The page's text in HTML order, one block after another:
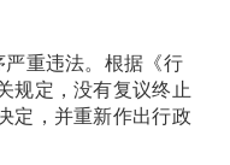
重违法。根据《行
规定，没有复议终止
定，并重新作出行政